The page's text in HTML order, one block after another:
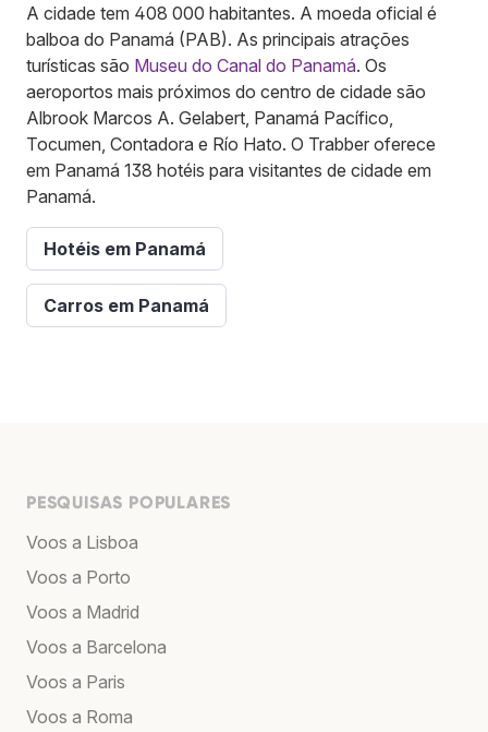
A cidade tem 408 000 habitantes. A moeda oficial é
balboa do Panamá (PAB). As principais atrações
turísticas são Museu do Canal do Panamá. Os
aeroportos mais próximos do centro de cidade são
Albrook Marcos A. Gelabert, Panamá Pacífico,
Tocumen, Contadora e Río Hato. O Trabber oferece
em Panamá 138 hotéis para visitantes de cidade em
Panamá.
Hotéis em Panamá
Carros em Panamá
PESQUISAS POPULARES
Voos a Lisboa
Voos a Porto
Voos a Madrid
Voos a Barcelona
Voos a Paris
Voos a Roma